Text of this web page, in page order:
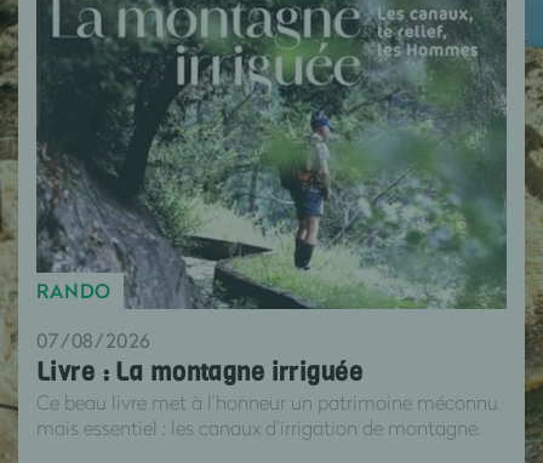
RANDO
07/08/2026
Livre : La montagne irriguée
Ce beau livre met à l’honneur un patrimoine méconnu
mais essentiel : les canaux d’irrigation de montagne.